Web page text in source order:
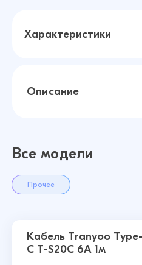
Характеристики
Описание
Все модели
Прочее
Кабель Tranyoo Type-
C T-S20C 6A 1м